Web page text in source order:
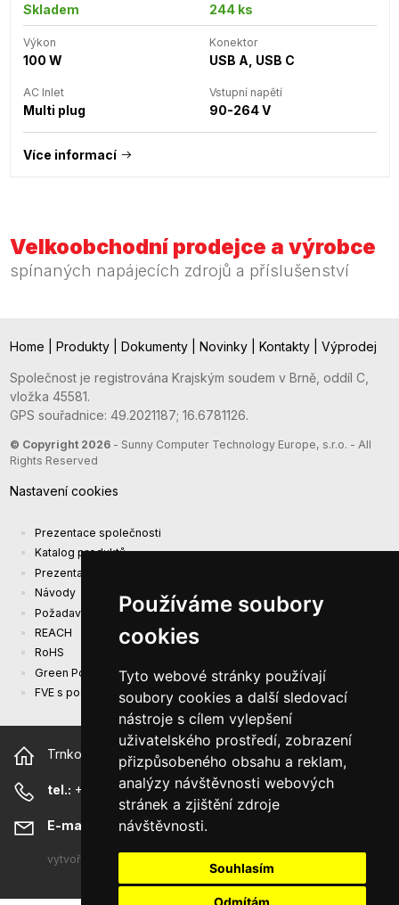
Používáme soubory
cookies
Tyto webové stránky používají
soubory cookies a další sledovací
nástroje s cílem vylepšení
uživatelského prostředí, zobrazení
přizpůsobeného obsahu a reklam,
analýzy návštěvnosti webových
stránek a zjištění zdroje
návštěvnosti.
Souhlasím
Odmítám
Skladem 244 ks
Výkon
100 W
Konektor
USB A, USB C
AC Inlet
Multi plug
Vstupní napětí
90-264 V
Více informací
Velkoobchodní prodejce a výrobce
spínaných napájecích zdrojů a příslušenství
Home Produkty Dokumenty Novinky Kontakty Výprodej
Společnost je registrována Krajským soudem v Brně, oddíl C,
vložka 45581.
GPS souřadnice: 49.2021187; 16.6781126.
© Copyright 2026- Sunny Computer Technology Europe, s.r.o. - All
Rights Reserved
Nastavení cookies
Prezentace společnosti
Katalog produktů
Prezentacni katalog
Návody
Požadavky na ekodesign (EU) 2019/1782
REACH
RoHS
Green Power
FVE s podporou EU
Trnkova 2881/156, 628 00 Brno Česká republika
tel.: +420 544 500 327
E-mail: sunny@sunny-euro.com
vytvořeno